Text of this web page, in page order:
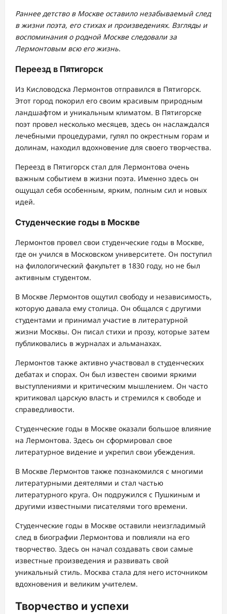
Раннее детство в Москве оставило незабываемый след
в жизни поэта, его стихах и произведениях. Взгляды и
воспоминания о родной Москве следовали за
Лермонтовым всю его жизнь.
Переезд в Пятигорск
Из Кисловодска Лермонтов отправился в Пятигорск.
Этот город покорил его своим красивым природным
ландшафтом и уникальным климатом. В Пятигорске
поэт провел несколько месяцев, здесь он наслаждался
лечебными процедурами, гулял по окрестным горам и
долинам, находил вдохновение для своего творчества.
Переезд в Пятигорск стал для Лермонтова очень
важным событием в жизни поэта. Именно здесь он
ощущал себя особенным, ярким, полным сил и новых
идей.
Студенческие годы в Москве
Лермонтов провел свои студенческие годы в Москве,
где он учился в Московском университете. Он поступил
на филологический факультет в 1830 году, но не был
активным студентом.
В Москве Лермонтов ощутил свободу и независимость,
которую давала ему столица. Он общался с другими
студентами и принимал участие в литературной
жизни Москвы. Он писал стихи и прозу, которые затем
публиковались в журналах и альманахах.
Лермонтов также активно участвовал в студенческих
дебатах и спорах. Он был известен своими яркими
выступлениями и критическим мышлением. Он часто
критиковал царскую власть и стремился к свободе и
справедливости.
Студенческие годы в Москве оказали большое влияние
на Лермонтова. Здесь он сформировал свое
литературное видение и укрепил свои убеждения.
В Москве Лермонтов также познакомился с многими
литературными деятелями и стал частью
литературного круга. Он подружился с Пушкиным и
другими известными писателями того времени.
Студенческие годы в Москве оставили неизгладимый
след в биографии Лермонтова и повлияли на его
творчество. Здесь он начал создавать свои самые
известные произведения и развивать свой
уникальный стиль. Москва стала для него источником
вдохновения и великим учителем.
Творчество и успехи